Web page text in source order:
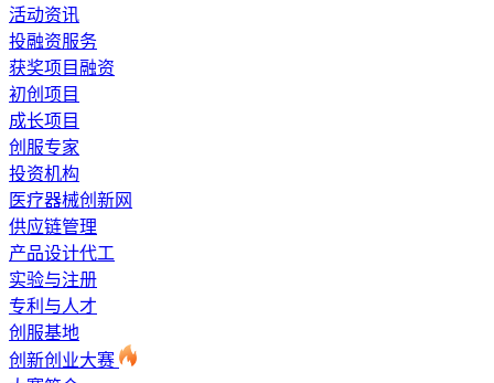
活动资讯
投融资服务
获奖项目融资
初创项目
成长项目
创服专家
投资机构
医疗器械创新网
供应链管理
产品设计代工
实验与注册
专利与人才
创服基地
创新创业大赛